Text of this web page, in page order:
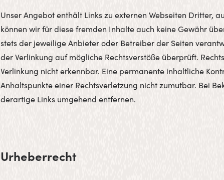
Unser Angebot enthält Links zu externen Webseiten Dritter,
können wir für diese fremden Inhalte auch keine Gewähr
stets der jeweilige Anbieter oder Betreiber der Seiten
der Verlinkung auf mögliche Rechtsverstöße überprüft.
Verlinkung nicht erkennbar. Eine permanente inhaltliche
Anhaltspunkte einer Rechtsverletzung nicht zumutbar. Bei
derartige Links umgehend entfernen.
Urheberrecht